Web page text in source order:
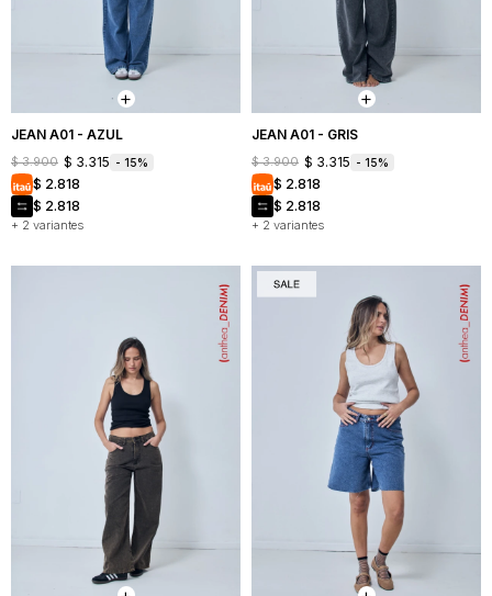
JEAN A01 - AZUL
+ 2 variantes
$ 3.900 $ 3.315 15
$ 2.818
$ 2.818
JEAN A01 - GRIS
+ 2 variantes
$ 3.900 $ 3.315 15
$ 2.818
$ 2.818
Shorts
y
faldas
Mochilas
Carteras
Bufandas